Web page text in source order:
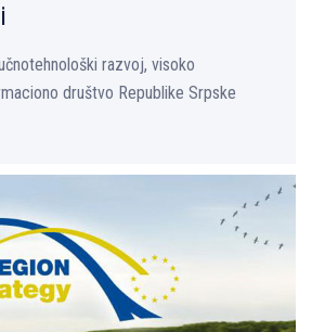
razvoj, visoko
društvo Republike Srpske